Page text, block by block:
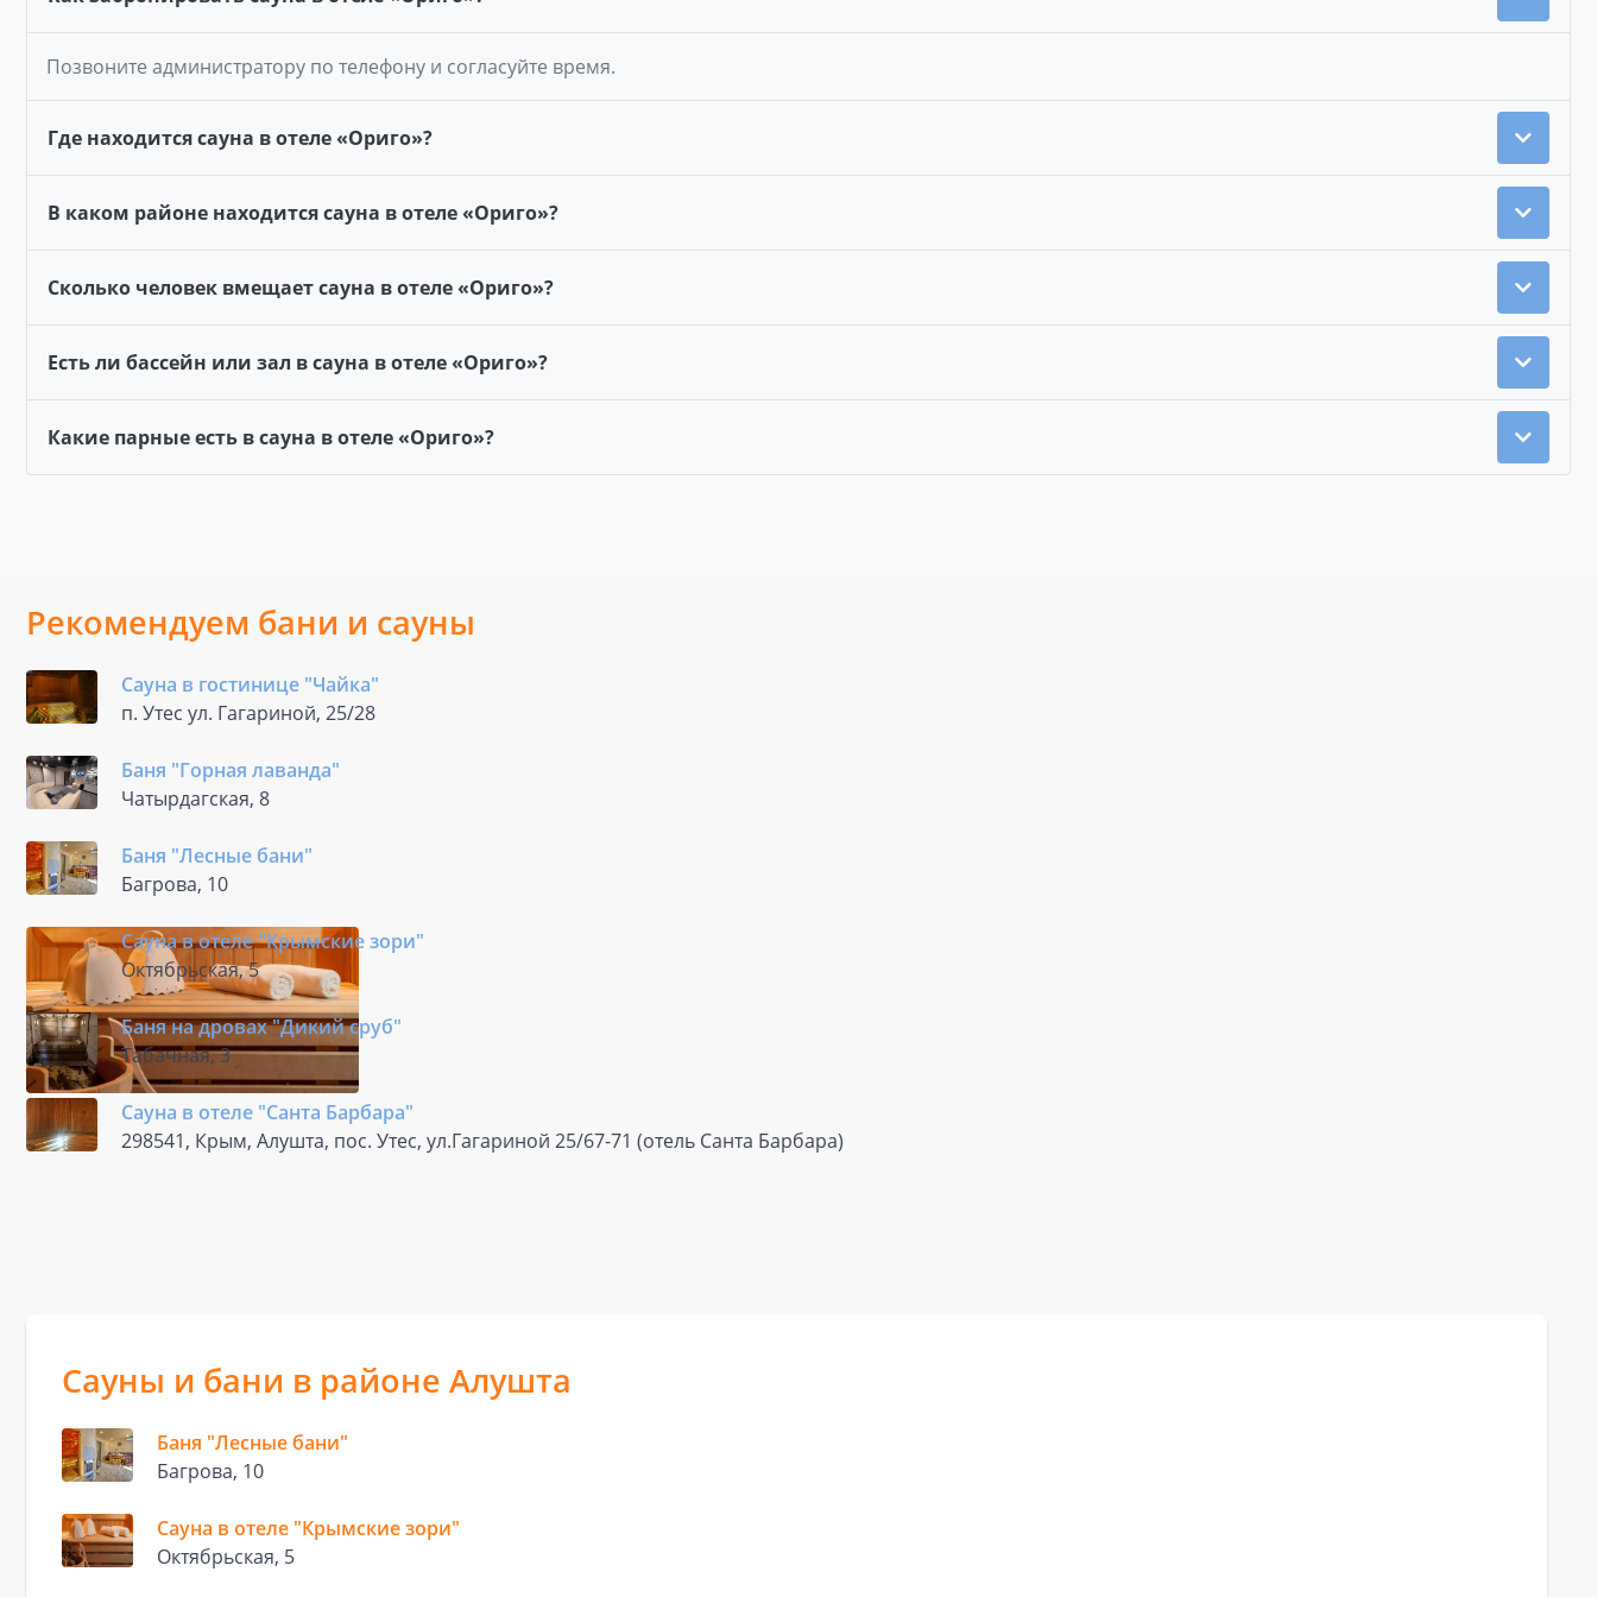
Позвоните администратору по телефону и согласуйте время.
Где находится сауна в отеле «Ориго»?
В каком районе находится сауна в отеле «Ориго»?
Сколько человек вмещает сауна в отеле «Ориго»?
Есть ли бассейн или зал в сауна в отеле «Ориго»?
Какие парные есть в сауна в отеле «Ориго»?
Рекомендуем бани и сауны
Сауна в гостинице "Чайка"
п. Утес ул. Гагариной, 25/28
Баня "Горная лаванда"
Чатырдагская, 8
Баня "Лесные бани"
Багрова, 10
Сауна в отеле "Крымские зори"
Октябрьская, 5
Баня на дровах "Дикий сруб"
Табачная, 3
Сауна в отеле "Санта Барбара"
298541, Крым, Алушта, пос. Утес, ул.Гагариной 25/67-71 (отель Санта Барбара)
Сауны и бани в районе Алушта
Баня "Лесные бани"
Багрова, 10
Сауна в отеле "Крымские зори"
Октябрьская, 5